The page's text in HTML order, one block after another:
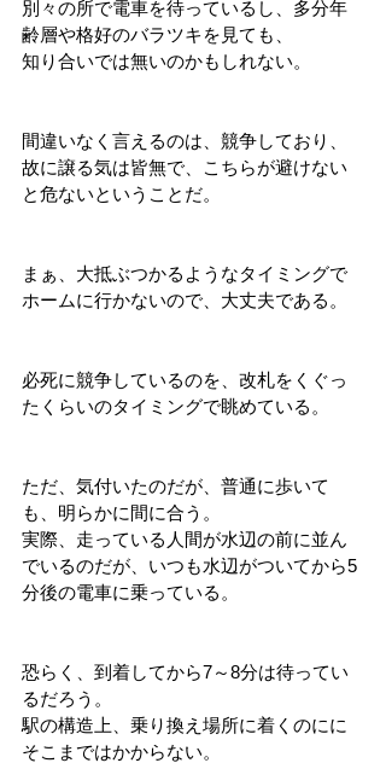
別々の所で電車を待っているし、多分年
齢層や格好のバラツキを見ても、
知り合いでは無いのかもしれない。
間違いなく言えるのは、競争しており、
故に譲る気は皆無で、こちらが避けない
と危ないということだ。
まぁ、大抵ぶつかるようなタイミングで
ホームに行かないので、大丈夫である。
必死に競争しているのを、改札をくぐっ
たくらいのタイミングで眺めている。
ただ、気付いたのだが、普通に歩いて
も、明らかに間に合う。
実際、走っている人間が水辺の前に並ん
でいるのだが、いつも水辺がついてから5
分後の電車に乗っている。
恐らく、到着してから7～8分は待ってい
るだろう。
駅の構造上、乗り換え場所に着くのにに
そこまではかからない。